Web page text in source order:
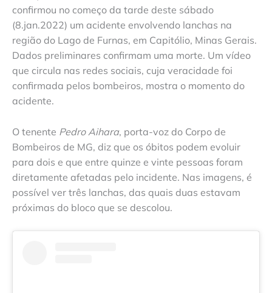
confirmou no começo da tarde deste sábado
(8.jan.2022) um acidente envolvendo lanchas na
região do Lago de Furnas, em Capitólio, Minas Gerais.
Dados preliminares confirmam uma morte. Um vídeo
que circula nas redes sociais, cuja veracidade foi
confirmada pelos bombeiros, mostra o momento do
acidente.
O tenente Pedro Aihara, porta-voz do Corpo de
Bombeiros de MG, diz que os óbitos podem evoluir
para dois e que entre quinze e vinte pessoas foram
diretamente afetadas pelo incidente. Nas imagens, é
possível ver três lanchas, das quais duas estavam
próximas do bloco que se descolou.